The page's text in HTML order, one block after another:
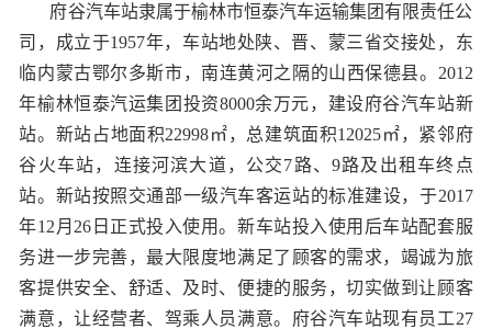
府谷汽车站隶属于榆林市恒泰汽车运输集团有限责任公
司，成立于1957年， 车站地处陕、晋、蒙三省交接处，东
临内蒙古鄂尔多斯市，南连黄河之隔的山西保德县。 2012
年榆林恒泰汽运集团投资8000余万元，建设府谷汽车站新
站。新站占地面积22998㎡，总建筑面积12025㎡， 紧邻府
谷火车站，连接河滨大道，公交7路、9路及出租车终点
站。新站按照交通部一级汽车客运站的标准建设，于2017
年12月26日正式投入使用。新车站投入使用后车站配套服
务进一步完善，最大限度地满足了顾客的需求，竭诚为旅
客提供安全、舒适、及时、便捷的服务，切实做到让顾客
满意，让经营者、驾乘人员满意。 府谷汽车站现有员工27